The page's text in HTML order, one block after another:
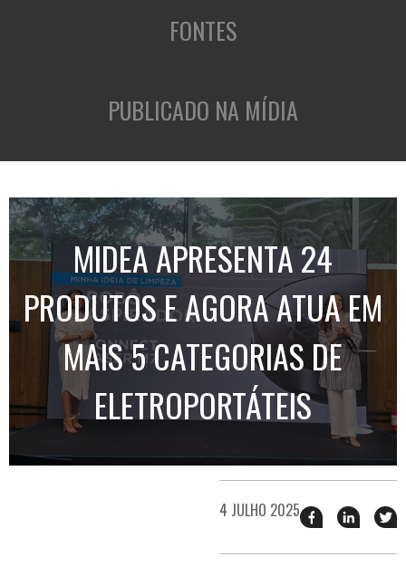
FONTES
PUBLICADO NA MÍDIA
MIDEA APRESENTA 24
PRODUTOS E AGORA ATUA EM
MAIS 5 CATEGORIAS DE
ELETROPORTÁTEIS
4 JULHO 2025 Compartilhar
esse
no
esse
no